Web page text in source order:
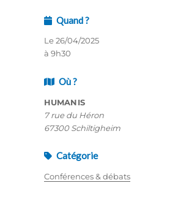
Quand ?
Le 26/04/2025
à 9h30
Où ?
HUMANIS
7 rue du Héron
67300 Schiltigheim
Catégorie
Conférences & débats